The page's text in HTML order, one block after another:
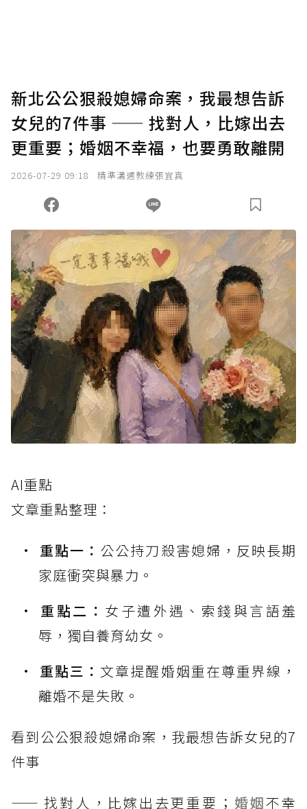
確認送出
您當前剩餘 U 利點數：0點；前往 購買點數
新北公公狠殺媳婦命案，我最想告訴
女兒的7件事 —— 找對人，比嫁出去
更重要；婚姻不幸福，也要勇敢離開
2026-07-29 09:18 精準溝通教練張宜真
AI重點
文章重點整理：
重點一： 公公持刀殺害媳婦，反映長期
家庭衝突與暴力。
重點二： 女子遭外遇、索錢與言語羞
辱，獨自養育幼女。
重點三： 文章提醒婚姻重在尊重界線，
離婚不是失敗。
看到公公狠殺媳婦命案，我最想告訴女兒的7
件事
—— 找對人，比嫁出去更重要； 婚姻不幸